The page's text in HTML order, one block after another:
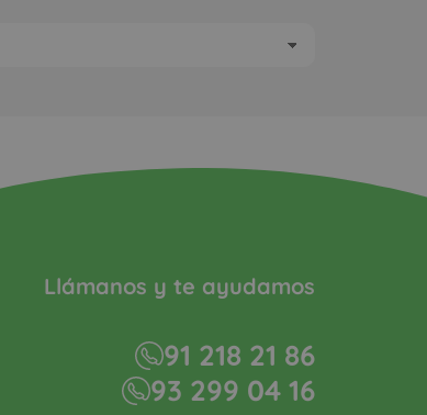
Llámanos y te ayudamos
91 218 21 86
93 299 04 16